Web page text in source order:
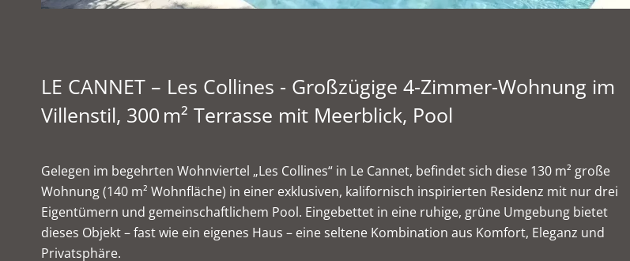
LE CANNET – Les Collines - Großzügige 4-Zimmer-Wohnung im
Villenstil, 300 m² Terrasse mit Meerblick, Pool
Gelegen im begehrten Wohnviertel „Les Collines“ in Le Cannet, befindet sich diese 130 m² große
Wohnung (140 m² Wohnfläche) in einer exklusiven, kalifornisch inspirierten Residenz mit nur drei
Eigentümern und gemeinschaftlichem Pool. Eingebettet in eine ruhige, grüne Umgebung bietet
dieses Objekt – fast wie ein eigenes Haus – eine seltene Kombination aus Komfort, Eleganz und
Privatsphäre.